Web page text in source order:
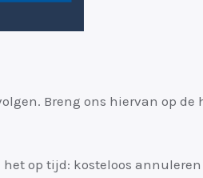
Breng ons hiervan op de
het op tijd: kosteloos